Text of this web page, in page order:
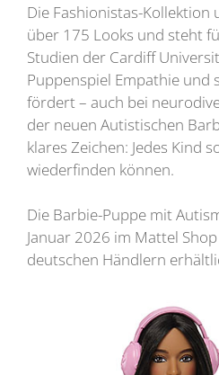
Die Fashionistas-Kollektion
über 175 Looks und steht
Studien der Cardiff
Puppenspiel Empathie und
fördert – auch bei
der neuen Autistischen
klares Zeichen: Jedes Kind
wiederfinden können.
Die Barbie-Puppe mit
Januar 2026 im Mattel
deutschen Händlern